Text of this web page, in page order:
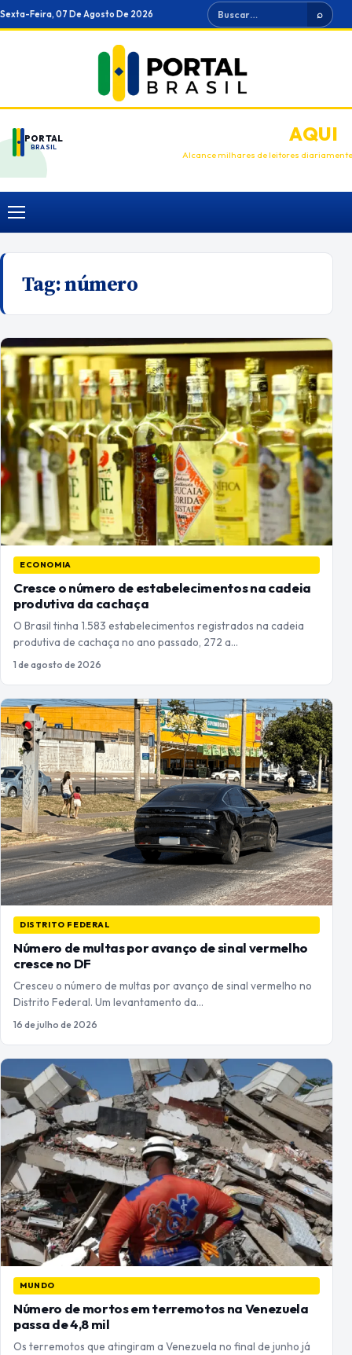
Ir
para
Sexta-Feira, 07 De Agosto De 2026 Buscar ⌕
PORTAL
BRASIL
ANUNCIEAQUI
Alcance milhares de leitores diariamente
Menu
Tag:número
ECONOMIA
Cresce o número de estabelecimentos na cadeia
produtiva da cachaça
O Brasil tinha 1.583 estabelecimentos registrados na cadeia
produtiva de cachaça no ano passado, 272 a…
1 de agosto de 2026
DISTRITO FEDERAL
Número de multas por avanço de sinal vermelho
cresce no DF
Cresceu o número de multas por avanço de sinal vermelho no
Distrito Federal. Um levantamento da…
16 de julho de 2026
MUNDO
Número de mortos em terremotos na Venezuela
passa de 4,8 mil
Os terremotos que atingiram a Venezuela no final de junho já